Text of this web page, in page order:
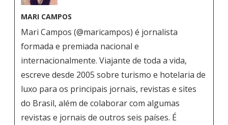
MARI CAMPOS
Mari Campos (@maricampos) é jornalista
formada e premiada nacional e
internacionalmente. Viajante de toda a vida,
escreve desde 2005 sobre turismo e hotelaria de
luxo para os principais jornais, revistas e sites
do Brasil, além de colaborar com algumas
revistas e jornais de outros seis países. É